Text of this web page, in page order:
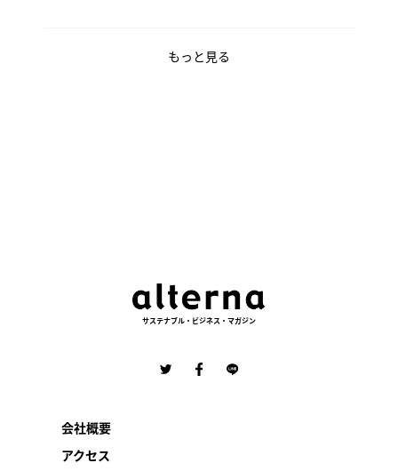
もっと見る
サステナブル・ビジネス・マガジン
会社概要
アクセス